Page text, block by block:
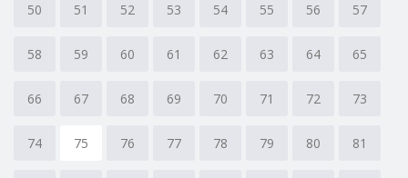
50 51 52 53 54 55 56 57
58 59 60 61 62 63 64 65
66 67 68 69 70 71 72 73
74 75 76 77 78 79 80 81